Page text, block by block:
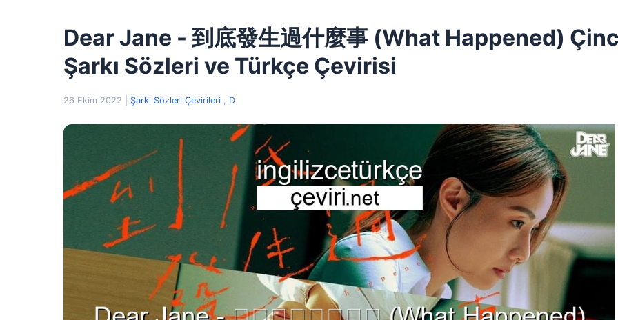
Dear Jane - 到底發生過什麼事 (What Happened)
Şarkı Sözleri ve Türkçe Çevirisi
26 Ekim 2022 Şarkı Sözleri Çevirileri , D